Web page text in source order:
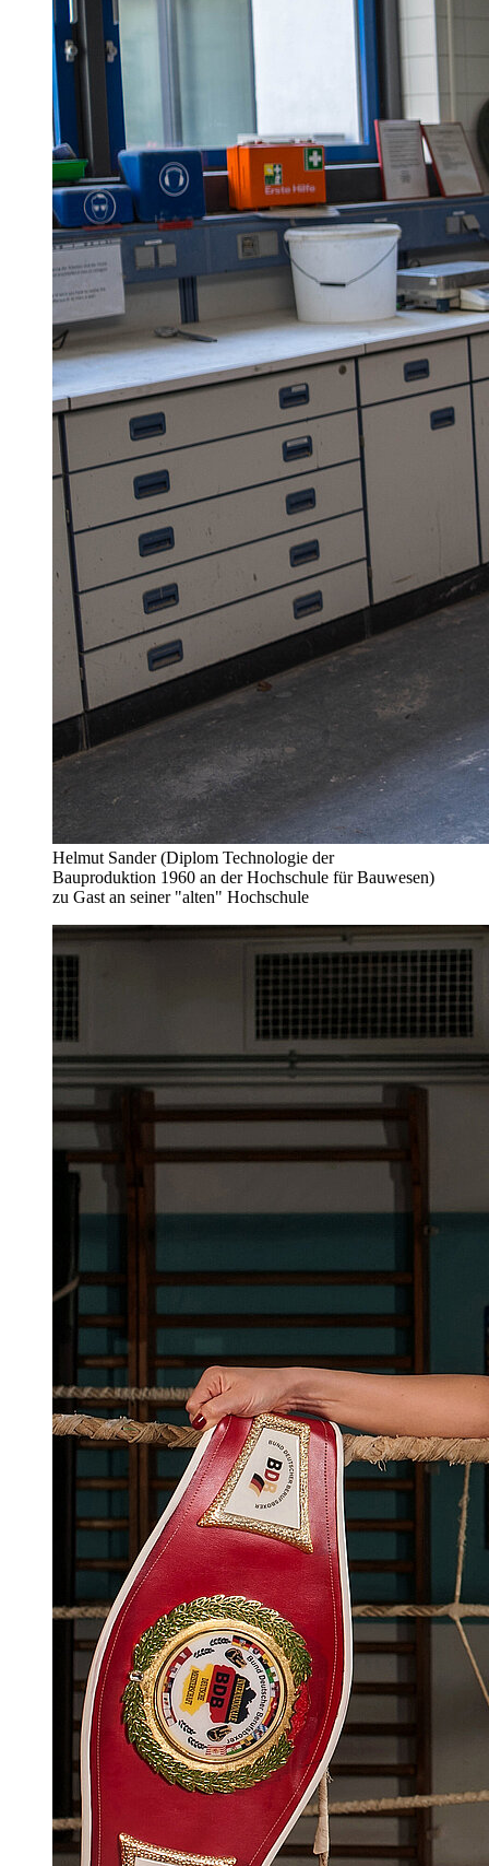
Helmut Sander (Diplom Technologie der
Bauproduktion 1960 an der Hochschule für Bauwesen)
zu Gast an seiner "alten" Hochschule